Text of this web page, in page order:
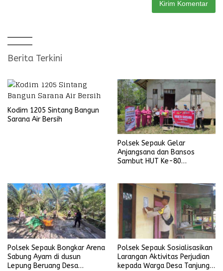
Berita Terkini
Kodim 1205 Sintang Bangun
Sarana Air Bersih
Polsek Sepauk Gelar
Anjangsana dan Bansos
Sambut HUT Ke-80
Polsek Sepauk Bongkar Arena
Sabung Ayam di dusun
Lepung Beruang Desa
Polsek Sepauk Sosialisasikan
Larangan Aktivitas Perjudian
kepada Warga Desa Tanjung